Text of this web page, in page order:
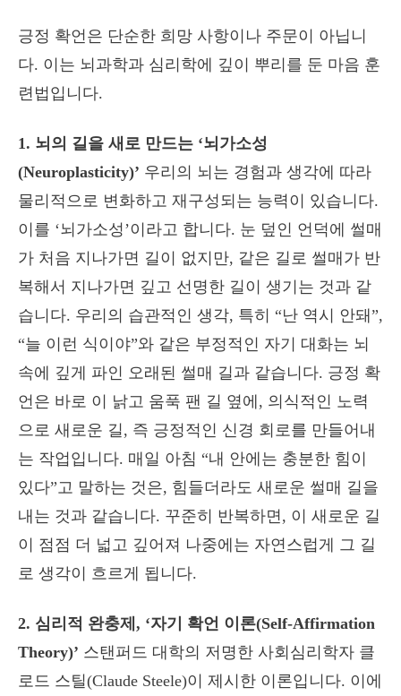
긍정 확언은 단순한 희망 사항이나 주문이 아닙니
다. 이는 뇌과학과 심리학에 깊이 뿌리를 둔 마음 훈
련법입니다.
1. 뇌의 길을 새로 만드는 ‘뇌가소성
(Neuroplasticity)’ 우리의 뇌는 경험과 생각에 따라
물리적으로 변화하고 재구성되는 능력이 있습니다.
이를 ‘뇌가소성’이라고 합니다. 눈 덮인 언덕에 썰매
가 처음 지나가면 길이 없지만, 같은 길로 썰매가 반
복해서 지나가면 깊고 선명한 길이 생기는 것과 같
습니다. 우리의 습관적인 생각, 특히 “난 역시 안돼”,
“늘 이런 식이야”와 같은 부정적인 자기 대화는 뇌
속에 깊게 파인 오래된 썰매 길과 같습니다. 긍정 확
언은 바로 이 낡고 움푹 팬 길 옆에, 의식적인 노력
으로 새로운 길, 즉 긍정적인 신경 회로를 만들어내
는 작업입니다. 매일 아침 “내 안에는 충분한 힘이
있다”고 말하는 것은, 힘들더라도 새로운 썰매 길을
내는 것과 같습니다. 꾸준히 반복하면, 이 새로운 길
이 점점 더 넓고 깊어져 나중에는 자연스럽게 그 길
로 생각이 흐르게 됩니다.
2. 심리적 완충제, ‘자기 확언 이론(Self-Affirmation
Theory)’ 스탠퍼드 대학의 저명한 사회심리학자 클
로드 스틸(Claude Steele)이 제시한 이론입니다. 이에